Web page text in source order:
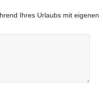
Ihres Urlaubs mit eigenen